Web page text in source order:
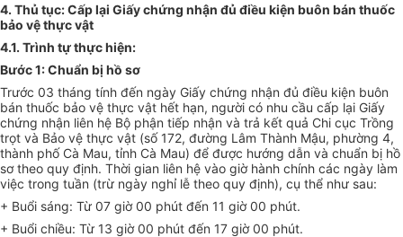
4. Thủ tục:Cấp lại Giấy chứng nhận đủ điều kiện buôn bán thuốc
bảo vệ thực vật
4.1. Trình tự thực hiện:
Bước 1: Chuẩn bị hồ sơ
Trước 03 tháng tính đến ngày Giấy chứng nhận đủ điều kiện buôn
bán thuốc bảo vệ thực vật hết hạn, người có nhu cầu cấp lại Giấy
chứng nhận liên hệ Bộ phận tiếp nhận và trả kết quả Chi cục Trồng
trọt và Bảo vệ thực vật (số 172, đường Lâm Thành Mậu, phường 4,
thành phố Cà Mau, tỉnh Cà Mau) để được hướng dẫn và chuẩn bị hồ
sơ theo quy định. Thời gian liên hệ vào giờ hành chính các ngày làm
việc trong tuần (trừ ngày nghỉ lễ theo quy định), cụ thể như sau:
+ Buổi sáng: Từ 07 giờ 00 phút đến 11 giờ 00 phút.
+ Buổi chiều: Từ 13 giờ 00 phút đến 17 giờ 00 phút.